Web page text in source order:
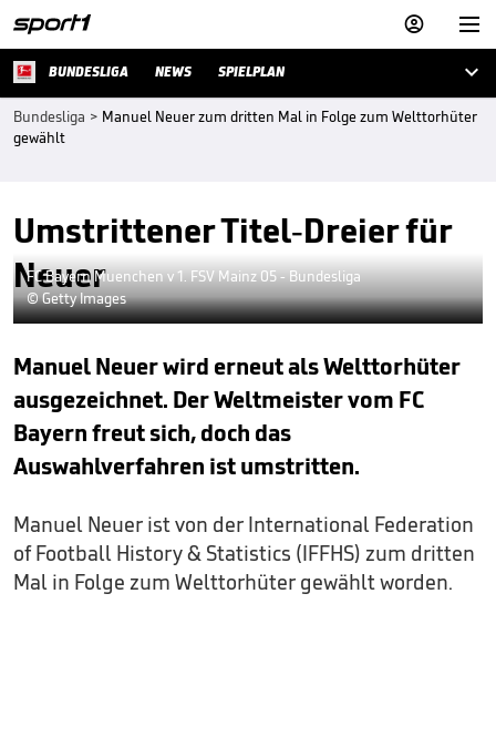


BUNDESLIGA NEWS SPIELPLAN 
Bundesliga > Manuel Neuer zum dritten Mal in Folge zum Welttorhüter
gewählt
Umstrittener Titel-Dreier für
Neuer
FC Bayern Muenchen v 1. FSV Mainz 05 - Bundesliga
© Getty Images
Manuel Neuer wird erneut als Welttorhüter
ausgezeichnet. Der Weltmeister vom FC
Bayern freut sich, doch das
Auswahlverfahren ist umstritten.
Manuel Neuer ist von der International Federation
of Football History & Statistics (IFFHS) zum dritten
Mal in Folge zum Welttorhüter gewählt worden.